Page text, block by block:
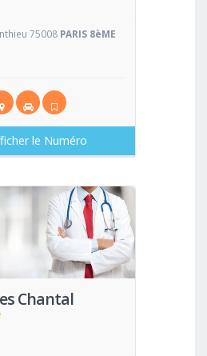
75008 PARIS 8èME
le Numéro
Chantal
Voir